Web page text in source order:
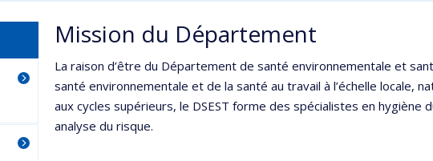
Mission du Département
La raison d’être du Département de santé environnementale et
santé environnementale et de la santé au travail à l’échelle locale,
aux cycles supérieurs, le DSEST forme des spécialistes en
analyse du risque.